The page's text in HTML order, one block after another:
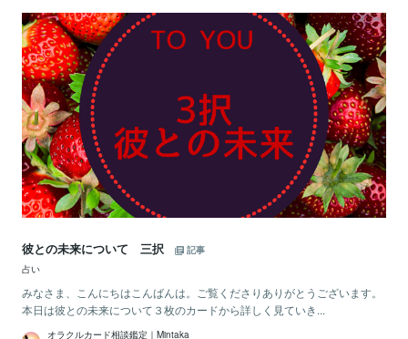
彼との未来について 三択
記事
占い
みなさま、こんにちはこんばんは。ご覧くださりありがとうございます。
本日は彼との未来について３枚のカードから詳しく見ていき...
オラクルカード相談鑑定｜Mintaka